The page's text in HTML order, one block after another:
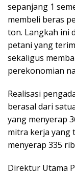
sepanjang 1
membeli beras
ton. Langkah ini
petani yang
sekaligus
perekonomian
Realisasi
berasal dari
yang menyerap
mitra kerja yang
menyerap 335
Direktur Utama